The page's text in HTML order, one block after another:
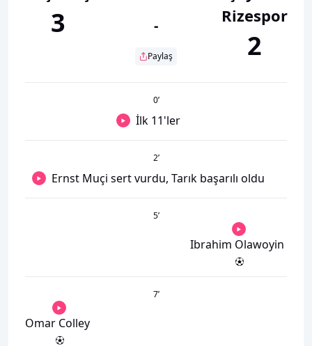
3 -
Paylaş
Rizespor
2
0’
İlk 11'ler
2’
Ernst Muçi sert vurdu, Tarık başarılı oldu
5’
Ibrahim Olawoyin
7’
Omar Colley